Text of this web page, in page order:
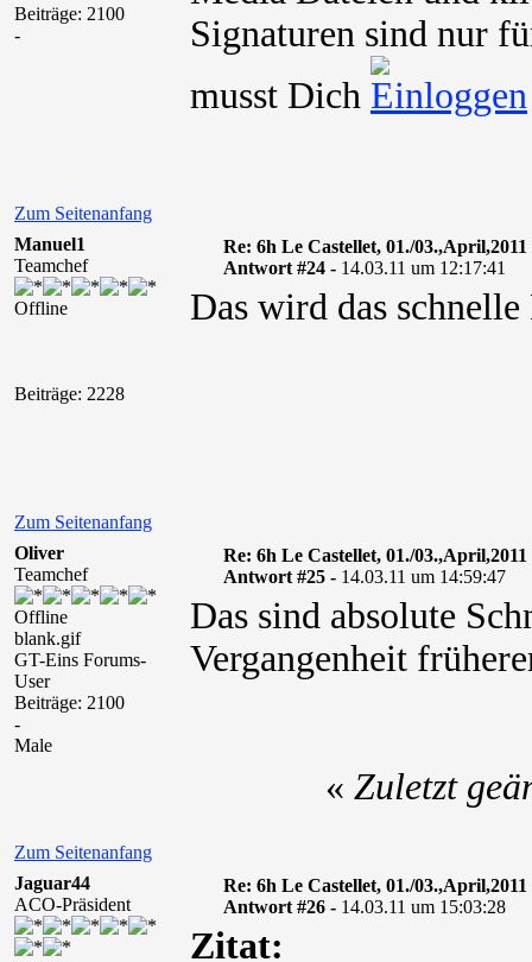
Beiträge: 2100
-
Signaturen sind nur
musst Dich
Zum Seitenanfang
Manuel1
Teamchef
Offline
Beiträge: 2228
Re: 6h Le Castellet, 01./03.,April,2011
Antwort #24 - 14.03.11 um 12:17:41
Das wird das
Zum Seitenanfang
Oliver
Teamchef
Offline
blank.gif
GT-Eins Forums-
User
Beiträge: 2100
-
Male
Re: 6h Le Castellet, 01./03.,April,2011
Antwort #25 - 14.03.11 um 14:59:47
Das sind absolute
Vergangenheit
Zum Seitenanfang
« Zuletzt
Jaguar44
ACO-Präsident
Re: 6h Le Castellet, 01./03.,April,2011
Antwort #26 - 14.03.11 um 15:03:28
Zitat: